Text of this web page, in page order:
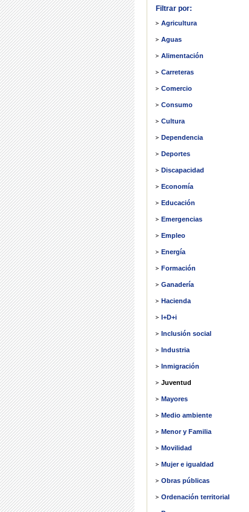
Filtrar por:
Agricultura
Aguas
Alimentación
Carreteras
Comercio
Consumo
Cultura
Dependencia
Deportes
Discapacidad
Economía
Educación
Emergencias
Empleo
Energía
Formación
Ganadería
Hacienda
I+D+i
Inclusión social
Industria
Inmigración
Juventud
Mayores
Medio ambiente
Menor y Familia
Movilidad
Mujer e igualdad
Obras públicas
Ordenación territorial